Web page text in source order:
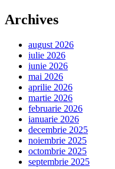
Archives
august 2026
iulie 2026
iunie 2026
mai 2026
aprilie 2026
martie 2026
februarie 2026
ianuarie 2026
decembrie 2025
noiembrie 2025
octombrie 2025
septembrie 2025